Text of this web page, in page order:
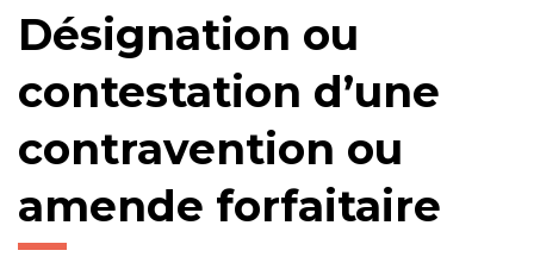
Désignation ou
contestation d’une
contravention ou
amende forfaitaire